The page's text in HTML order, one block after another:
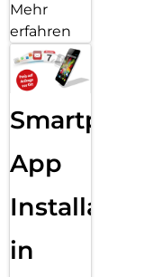
Mehr
erfahren
Smartphone
App
Installation
in